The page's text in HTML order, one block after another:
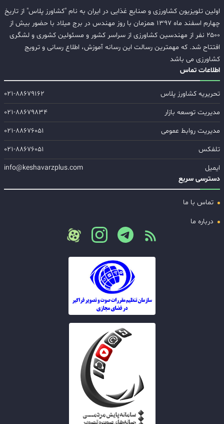
اولین تلویزیون کشاورزی و صنایع غذایی در ایران به نام "کشاورز پلاس" از تاریخ
چهارم اسفند ماه ۱۳۹۷ همزمان با روز مهندس در برج میلاد با حضور بیش از
۲۵۰۰ نفر از مهندسین کشاورزی از سراسر کشور و مسئولین کشوری و لشگری
افتتاح شد. که مهمترین رسالت این رسانه آموزش، اطلاع رسانی و ترویج
کشاورزی می باشد
اطلاعات تماس
تحریریه کشاورز پلاس
۰۲۱-۸۸۶۷۹۱۶۲
مدیریت توسعه بازار
۰۲۱-۸۸۶۷۹۸۳۴
مدیریت روابط عمومی
۰۲۱-۸۸۶۷۶۰۵۱
تلفکس
۰۲۱-۸۸۶۷۶۰۵۱
ایمیل
info@keshavarzplus.com
دسترسی سریع
تماس با ما
درباره ما